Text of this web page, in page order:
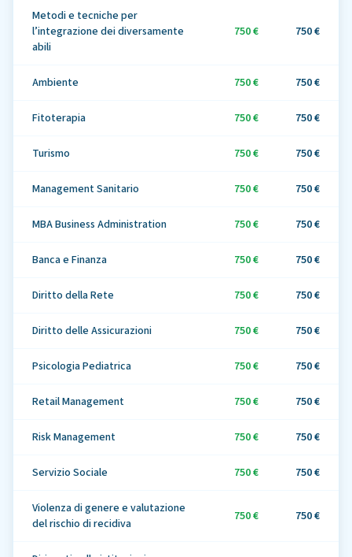
Metodi e tecniche per
l’integrazione dei diversamente
abili
750 € 750 €
Ambiente 750 € 750 €
Fitoterapia 750 € 750 €
Turismo 750 € 750 €
Management Sanitario 750 € 750 €
MBA Business Administration 750 € 750 €
Banca e Finanza 750 € 750 €
Diritto della Rete 750 € 750 €
Diritto delle Assicurazioni 750 € 750 €
Psicologia Pediatrica 750 € 750 €
Retail Management 750 € 750 €
Risk Management 750 € 750 €
Servizio Sociale 750 € 750 €
Violenza di genere e valutazione
del rischio di recidiva
750 € 750 €